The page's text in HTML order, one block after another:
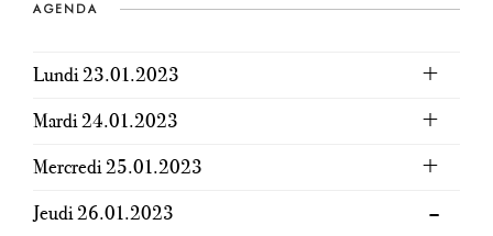
AGENDA
Lundi 23.01.2023
Mardi 24.01.2023
Mercredi 25.01.2023
Jeudi 26.01.2023